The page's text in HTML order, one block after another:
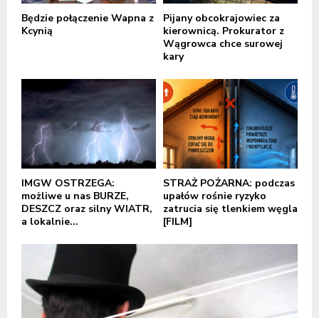
Będzie połączenie Wapna z
Kcynią
Pijany obcokrajowiec za
kierownicą. Prokurator z
Wągrowca chce surowej
kary
IMGW OSTRZEGA:
możliwe u nas BURZE,
DESZCZ oraz silny WIATR,
a lokalnie...
STRAŻ POŻARNA: podczas
upałów rośnie ryzyko
zatrucia się tlenkiem węgla
[FILM]